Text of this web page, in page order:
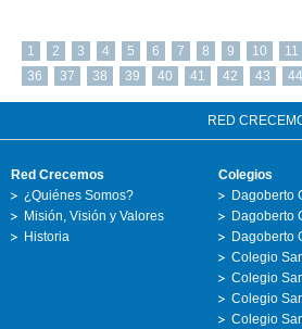
1 2 3 4 5 6 7 8 9 10 11
36
37 38 39 40 41 42 43 44
RED
Red Crecemos
¿Quiénes Somos?
Misión, Visión y Valores
Historia
Colegios
Dagoberto
Dagoberto
Dagoberto
Colegio
Colegio
Colegio
Colegio